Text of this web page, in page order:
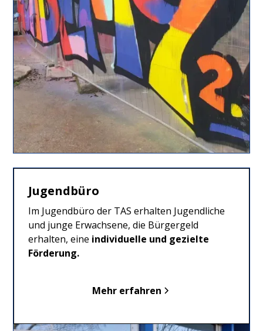
Jugendbüro
Im Jugendbüro der TAS erhalten Jugendliche
und junge Erwachsene, die Bürgergeld
erhalten, eine individuelle und gezielte
Förderung.
Mehr erfahren